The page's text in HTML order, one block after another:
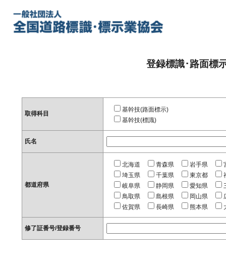
登録標識･路面標
取得科目
基幹技(路面標示)
基幹技(標識)
氏名
都道府県
北海道 青森県 岩手県
埼玉県
千葉県 東京都
岐阜県
静岡県 愛知県
鳥取県
島根県 岡山県
佐賀県
長崎県 熊本県
修了証番号/登録番号